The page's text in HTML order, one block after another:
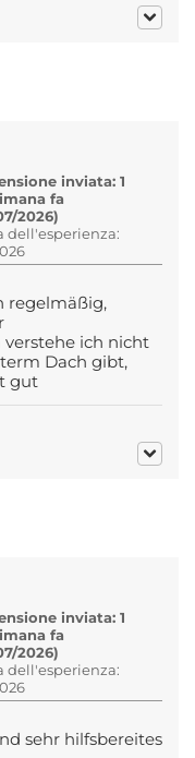
inviata: 1
fa
2026)
dell'esperienza:
regelmäßig,
verstehe ich nicht
Dach gibt,
gut
inviata: 1
fa
2026)
dell'esperienza:
sehr hilfsbereites